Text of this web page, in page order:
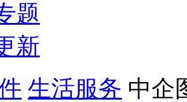
题
新
生活服务 中企